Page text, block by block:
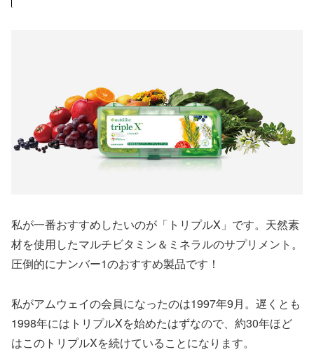
私が一番おすすめしたいのが「トリプルX」です。天然素
材を使用したマルチビタミン＆ミネラルのサプリメント。
圧倒的にナンバー1のおすすめ製品です！
私がアムウェイの会員になったのは1997年9月。遅くとも
1998年にはトリプルXを始めたはずなので、約30年ほど
はこのトリプルXを続けていることになります。